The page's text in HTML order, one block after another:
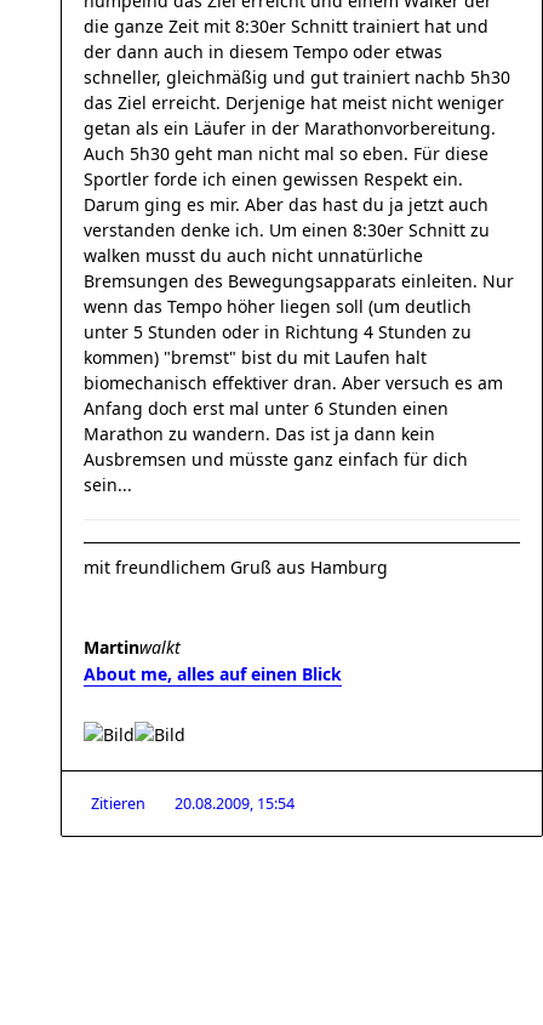
die ganze Zeit mit 8:30er Schnitt trainiert hat und
der dann auch in diesem Tempo oder etwas
schneller, gleichmäßig und gut trainiert nachb 5h30
das Ziel erreicht. Derjenige hat meist nicht weniger
getan als ein Läufer in der Marathonvorbereitung.
Auch 5h30 geht man nicht mal so eben. Für diese
Sportler forde ich einen gewissen Respekt ein.
Darum ging es mir. Aber das hast du ja jetzt auch
verstanden denke ich. Um einen 8:30er Schnitt zu
walken musst du auch nicht unnatürliche
Bremsungen des Bewegungsapparats einleiten. Nur
wenn das Tempo höher liegen soll (um deutlich
unter 5 Stunden oder in Richtung 4 Stunden zu
kommen) "bremst" bist du mit Laufen halt
biomechanisch effektiver dran. Aber versuch es am
Anfang doch erst mal unter 6 Stunden einen
Marathon zu wandern. Das ist ja dann kein
Ausbremsen und müsste ganz einfach für dich
sein...
mit freundlichem Gruß aus Hamburg
Martinwalkt
About me, alles auf einen Blick
Zitieren 20.08.2009, 15:54